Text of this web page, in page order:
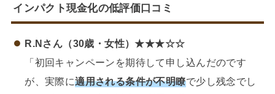
インパクト現金化の低評価口コミ
R.Nさん（30歳・女性）★★★☆☆
「初回キャンペーンを期待して申し込んだのです
が、実際に適用される条件が不明瞭で少し残念でし